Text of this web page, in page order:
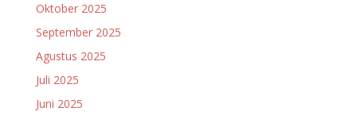
Oktober 2025
September 2025
Agustus 2025
Juli 2025
Juni 2025